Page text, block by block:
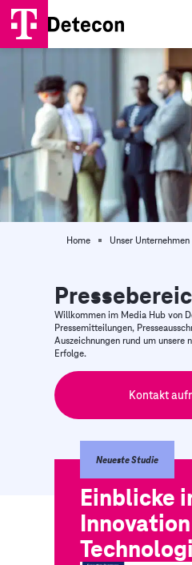
Home Unser Unternehmen
Willkommen im Media Hub von
Pressemitteilungen,
Auszeichnungen rund um unsere
Erfolge.
Kontakt
Neueste Studie
Einblicke